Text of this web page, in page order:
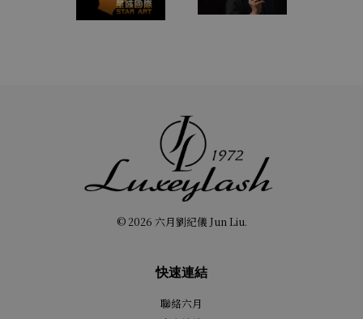
© 2026 六月劉紀儀 Jun Liu.
快速連結
聯絡六月